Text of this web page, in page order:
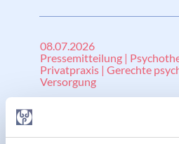
08.07.2026
Pressemitteilung |
Privatpraxis | Gerechte
Versorgung
GKV-